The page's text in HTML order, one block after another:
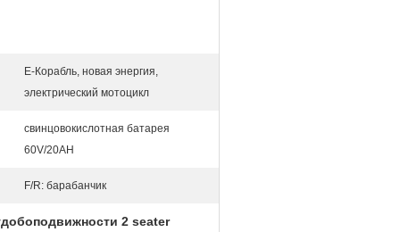
E-Корабль, новая энергия,
электрический мотоцикл
свинцовокислотная батарея
60V/20AH
F/R: барабанчик
2 seater